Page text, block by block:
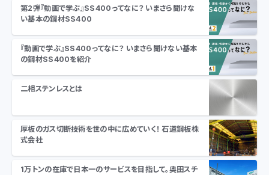
第2弾『動画で学ぶ』SS400ってなに？ いまさら聞けな
い基本の鋼材SS400
『動画で学ぶ』SS400ってなに？ いまさら聞けない基本
の鋼材SS400を紹介
二相ステンレスとは
厚板のガス切断技術を世の中に広めていく！ 石道鋼板株
式会社
1万トンの在庫で日本一のサービスを目指して。奥田スチ